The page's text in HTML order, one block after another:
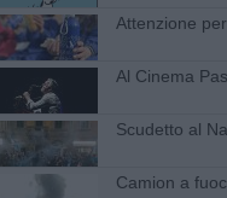
Attenzione
Al Cinema
Scudetto al
Camion a